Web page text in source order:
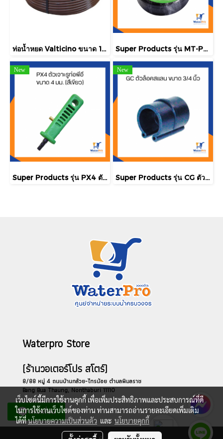
ท่อน้ำหยด Valticino ขนาด 17 มม. ยาว 500 ฟุต/ม้วน Super Products รุ่น MT-PE ท่อไมโครพีอี ขนาด 3/5 มม.
New
Super Products รุ่น PX4 ตัวเจาะรูท่อพีอี ขนาด 4 มม. (สีเขียว)
New
Super Products รุ่น CG ตัวล็อคสแลน พลาสติกโรงเรือน ขนาด 3/4 นิ้ว
Waterpro Store
(ร้านวอเตอร์โปร สโตร์)
8/88 หมู่ 4 ถนนบ้านกล้วย-ไทรน้อย ตำบลพิมลราช
Bang Bua Thaung, Nonthaburi 11110
เว็บไซต์นี้มีการใช้งานคุกกี้ เพื่อเพิ่มประสิทธิภาพและประสบการณ์ที่ดี
ในการใช้งานเว็บไซต์ของท่าน ท่านสามารถอ่านรายละเอียดเพิ่มเติม
ได้ที่นโยบายความเป็นส่วนตัว และ นโยบายคุกกี้